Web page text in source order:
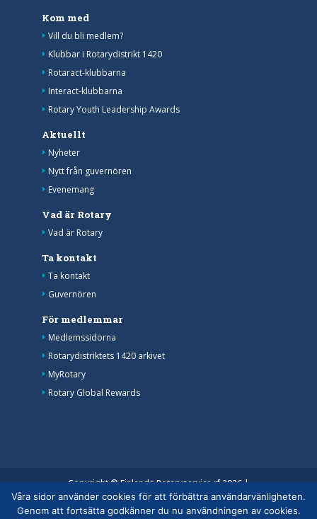
Kom med
Vill du bli medlem?
Klubbar i Rotarydistrikt 1420
Rotaract-klubbarna
Interact-klubbarna
Rotary Youth Leadership Awards
Aktuellt
Nyheter
Nytt från guvernören
Evenemang
Vad är Rotary
Vad är Rotary
Ta kontakt
Ta kontakt
Guvernören
För medlemmar
Medlemssidorna
Rotarydistriktets 1420 arkivet
MyRotary
Rotary Global Rewards
Copyright © Finlands Rotaryservice rf 2026 |
Medelemsdatabasens datasäkerhetsanvisning|
Våra sidor använder cookies för att förbättra användarvänligheten.
Genom att fortsätta godkänner du nu användningen av cookies.